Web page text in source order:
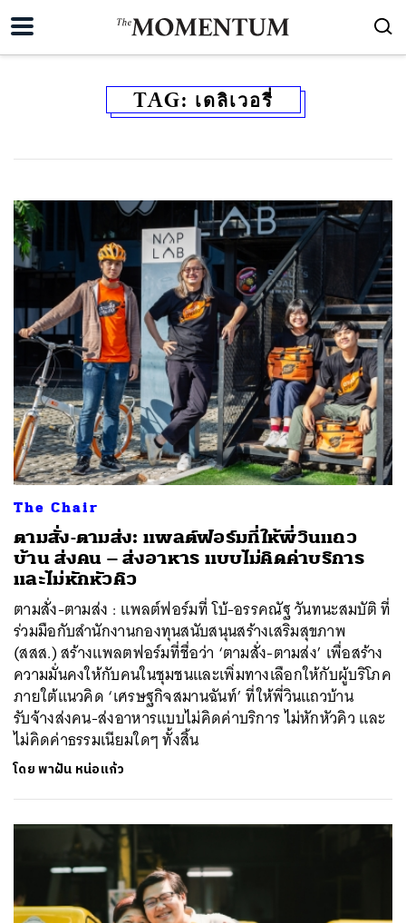
TAG: เดลิเวอรี่
The Chair
ตามสั่ง-ตามส่ง: แพลต์ฟอร์มที่ให้พี่วินแถว
บ้าน ส่งคน – ส่งอาหาร แบบไม่คิดค่าบริการ
และไม่หักหัวคิว
ตามสั่ง-ตามส่ง : แพลต์ฟอร์มที่ โบ้-อรรคณัฐ วันทนะสมบัติ ที่
ร่วมมือกับสำนักงานกองทุนสนับสนุนสร้างเสริมสุขภาพ
(สสส.) สร้างแพลตฟอร์มที่ชื่อว่า ‘ตามสั่ง-ตามส่ง’ เพื่อสร้าง
ความมั่นคงให้กับคนในชุมชนและเพิ่มทางเลือกให้กับผู้บริโภค
ภายใต้แนวคิด ‘เศรษฐกิจสมานฉันท์’ ที่ให้พี่วินแถวบ้าน
รับจ้างส่งคน-ส่งอาหารแบบไม่คิดค่าบริการ ไม่หักหัวคิว และ
ไม่คิดค่าธรรมเนียมใดๆ ทั้งสิ้น
โดยพาฝัน หน่อแก้ว